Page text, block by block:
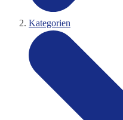
Kategorien